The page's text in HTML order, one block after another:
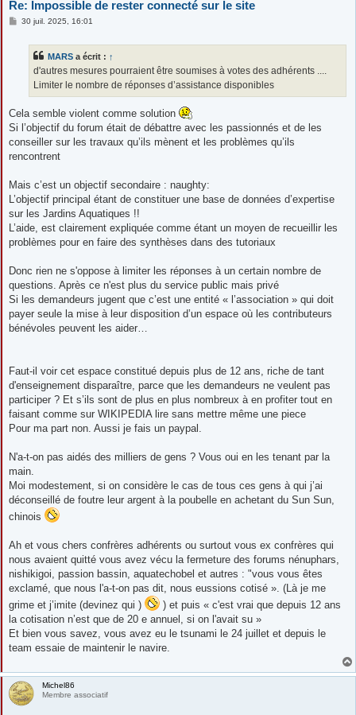
Re: Impossible de rester connecté sur le site
M30 juil. 2025, 16:01
MARS a écrit : ↑
d'autres mesures pourraient être soumises à votes des adhérents ....
Limiter le nombre de réponses d’assistance disponibles
Cela semble violent comme solution
Si l’objectif du forum était de débattre avec les passionnés et de les
conseiller sur les travaux qu’ils mènent et les problèmes qu’ils
rencontrent
Mais c’est un objectif secondaire : naughty:
L’objectif principal étant de constituer une base de données d’expertise
sur les Jardins Aquatiques !!
L’aide, est clairement expliquée comme étant un moyen de recueillir les
problèmes pour en faire des synthèses dans des tutoriaux
Donc rien ne s'oppose à limiter les réponses à un certain nombre de
questions. Après ce n'est plus du service public mais privé
Si les demandeurs jugent que c’est une entité « l’association » qui doit
payer seule la mise à leur disposition d’un espace où les contributeurs
bénévoles peuvent les aider…
Faut-il voir cet espace constitué depuis plus de 12 ans, riche de tant
d'enseignement disparaître, parce que les demandeurs ne veulent pas
participer ? Et s’ils sont de plus en plus nombreux à en profiter tout en
faisant comme sur WIKIPEDIA lire sans mettre même une piece
Pour ma part non. Aussi je fais un paypal.
N'a-t-on pas aidés des milliers de gens ? Vous oui en les tenant par la
main.
Moi modestement, si on considère le cas de tous ces gens à qui j’ai
déconseillé de foutre leur argent à la poubelle en achetant du Sun Sun,
chinois
Ah et vous chers confrères adhérents ou surtout vous ex confrères qui
nous avaient quitté vous avez vécu la fermeture des forums nénuphars,
nishikigoi, passion bassin, aquatechobel et autres : "vous vous êtes
exclamé, que nous l'a-t-on pas dit, nous eussions cotisé ». (Là je me
grime et j’imite (devinez qui )
) et puis « c'est vrai que depuis 12 ans
la cotisation n’est que de 20 e annuel, si on l'avait su »
Et bien vous savez, vous avez eu le tsunami le 24 juillet et depuis le
team essaie de maintenir le navire.
Michel86
Membre associatif